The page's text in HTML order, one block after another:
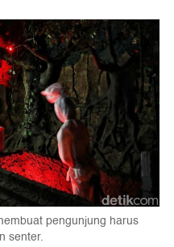
pengunjung harus
senter.